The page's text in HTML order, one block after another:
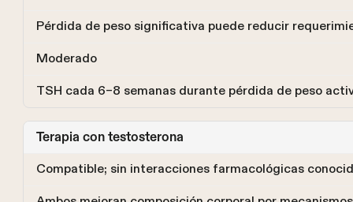
Pérdida de peso significativa puede reducir
Moderado
TSH cada 6–8 semanas durante pérdida de peso
Terapia con testosterona
Compatible; sin interacciones farmacológicas